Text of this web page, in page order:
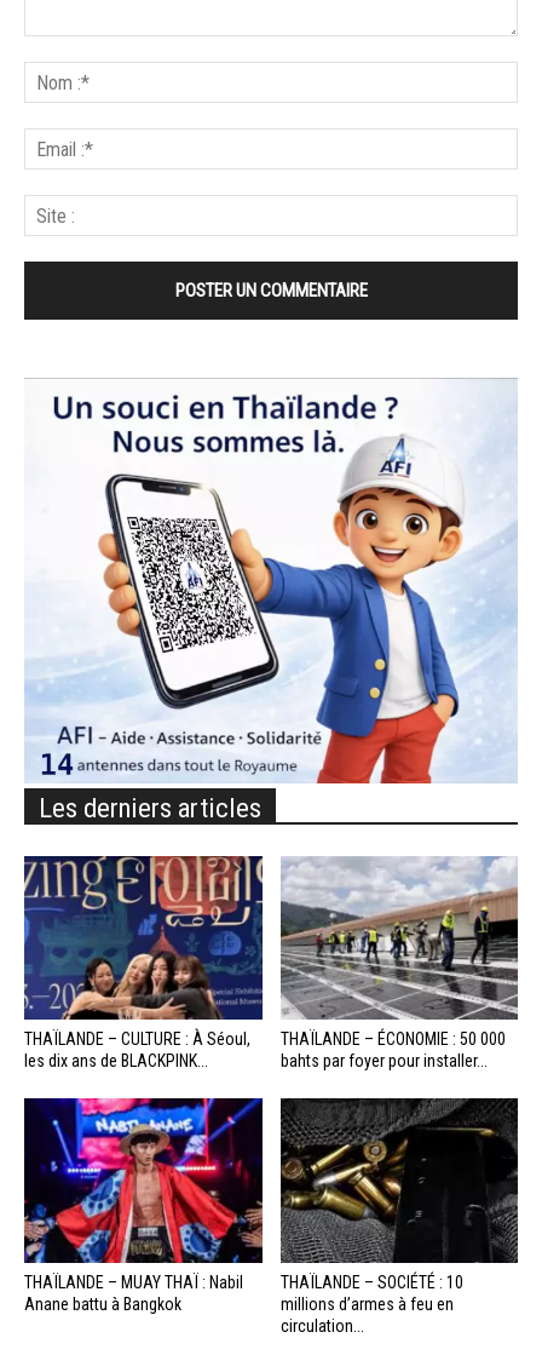
Les derniers articles
THAÏLANDE – CULTURE : À Séoul,
les dix ans de BLACKPINK...
THAÏLANDE – ÉCONOMIE : 50 000
bahts par foyer pour installer...
THAÏLANDE – MUAY THAÏ : Nabil
Anane battu à Bangkok
THAÏLANDE – SOCIÉTÉ : 10
millions d’armes à feu en
circulation...